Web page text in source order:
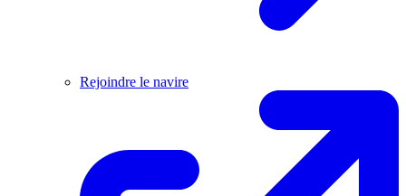
Rejoindre le navire